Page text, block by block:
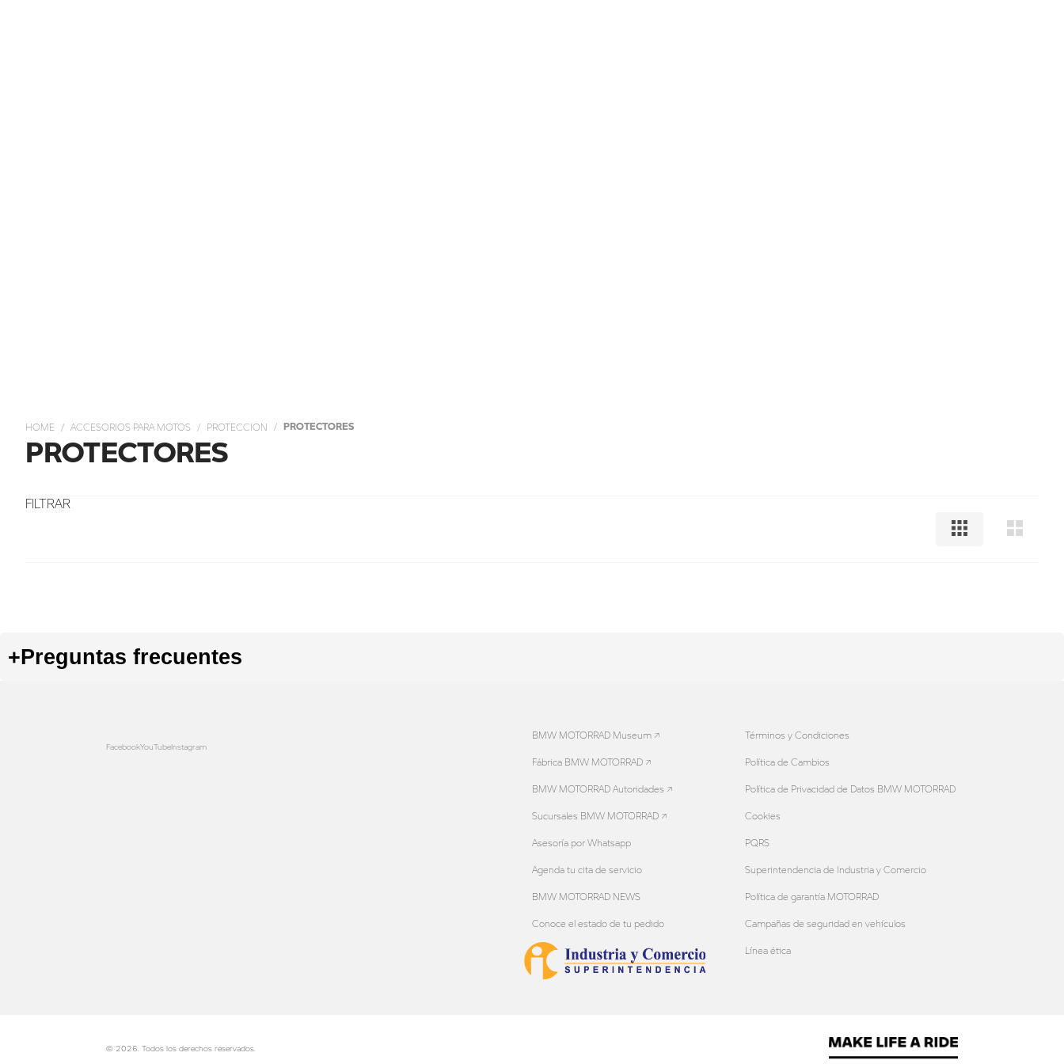
ACCESORIOS PARA MOTOS PROTECCION PROTECTORES
PROTECTORES
+Preguntas frecuentes
FacebookYouTubeInstagram
BMW MOTORRAD Museum ↗
Fábrica BMW MOTORRAD ↗
BMW MOTORRAD Autoridades ↗
Sucursales BMW MOTORRAD ↗
Asesoría por Whatsapp
Agenda tu cita de servicio
BMW MOTORRAD NEWS
Conoce el estado de tu pedido
Términos y Condiciones
Política de Cambios
Política de Privacidad de Datos BMW MOTORRAD
Cookies
PQRS
Superintendencia de Industria y Comercio
Política de garantía MOTORRAD
Campañas de seguridad en vehículos
Línea ética
© 2026. Todos los derechos reservados.